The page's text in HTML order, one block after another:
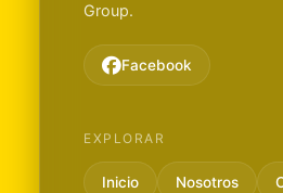
Group.
Facebook
EXPLORAR
Inicio Nosotros